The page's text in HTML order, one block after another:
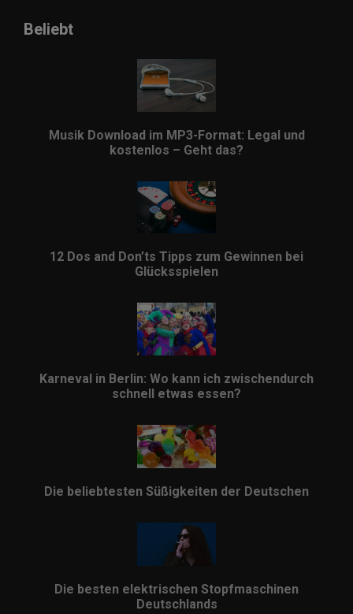
Beliebt
Musik Download im MP3-Format: Legal und
kostenlos – Geht das?
12 Dos and Don’ts Tipps zum Gewinnen bei
Glücksspielen
Karneval in Berlin: Wo kann ich zwischendurch
schnell etwas essen?
Die beliebtesten Süßigkeiten der Deutschen
Die besten elektrischen Stopfmaschinen
Deutschlands